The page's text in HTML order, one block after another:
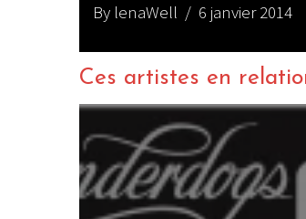
By lenaWell / 6 janvier 2014
Ces artistes en